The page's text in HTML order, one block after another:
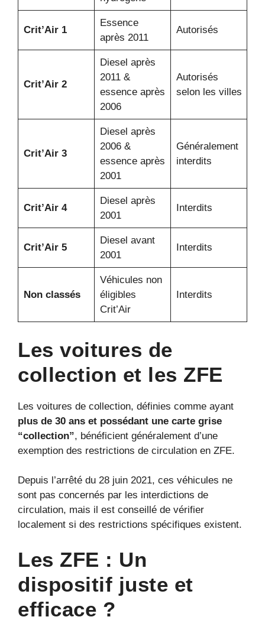
Crit’Air 1
Essence
après 2011
Autorisés
Crit’Air 2
Diesel après
2011 &
essence après
2006
Autorisés
selon les villes
Crit’Air 3
Diesel après
2006 &
essence après
2001
Généralement
interdits
Crit’Air 4
Diesel après
2001
Interdits
Crit’Air 5
Diesel avant
2001
Interdits
Non classés
Véhicules non
éligibles
Crit’Air
Interdits
Les voitures de
collection et les ZFE
Les voitures de collection, définies comme ayant
plus de 30 ans et possédant une carte grise
“collection”, bénéficient généralement d’une
exemption des restrictions de circulation en ZFE.
Depuis l’arrêté du 28 juin 2021, ces véhicules ne
sont pas concernés par les interdictions de
circulation, mais il est conseillé de vérifier
localement si des restrictions spécifiques existent.
Les ZFE : Un
dispositif juste et
efficace ?